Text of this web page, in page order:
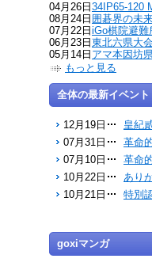
04月26日 34IP65-120
08月24日 囲碁界の未
07月22日 iGo棋院避難
06月23日 東北六県大
05月14日 アマ本因坊
もっと見る
全体の最新イベント
12月19日 皇紀
07月31日
革命
07月10日
革命
10月22日
あり
10月21日
特別
goxiマンガ